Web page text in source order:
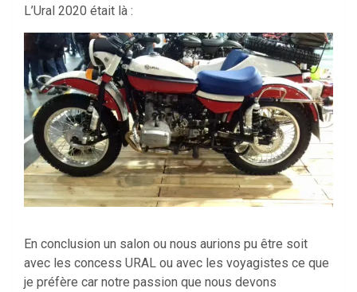
L’Ural 2020 était là :
En conclusion un salon ou nous aurions pu être soit
avec les concess URAL ou avec les voyagistes ce que
je préfère car notre passion que nous devons